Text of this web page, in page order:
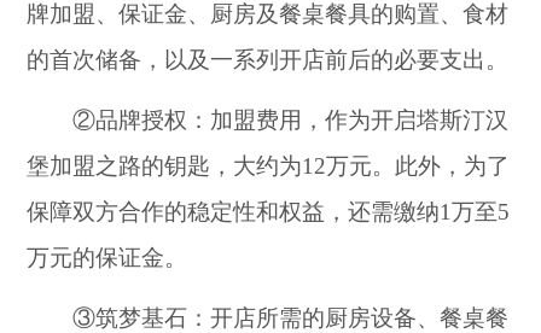
牌加盟、保证金、厨房及餐桌餐具的购置、食材
的首次储备，以及一系列开店前后的必要支出。
②品牌授权：加盟费用，作为开启塔斯汀汉
堡加盟之路的钥匙，大约为12万元。此外，为了
保障双方合作的稳定性和权益，还需缴纳1万至5
万元的保证金。
③筑梦基石：开店所需的厨房设备、餐桌餐